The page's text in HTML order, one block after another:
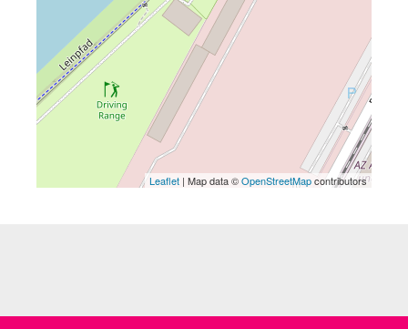
Leaflet | Map data ©OpenStreetMapcontributors